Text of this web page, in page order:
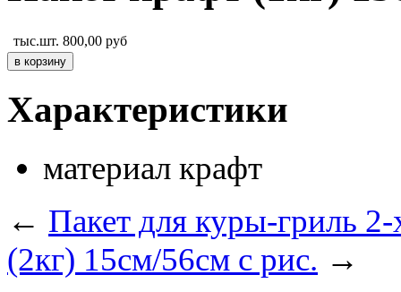
тыс.шт. 800,00 руб
Характеристики
материал крафт
← Пакет для куры-гриль
(2кг) 15см/56см с рис. →